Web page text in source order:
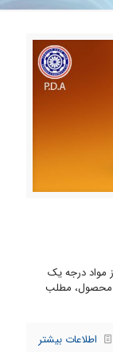
مواد درجه یک
محصول، مطلب
اطلاعات بیشتر